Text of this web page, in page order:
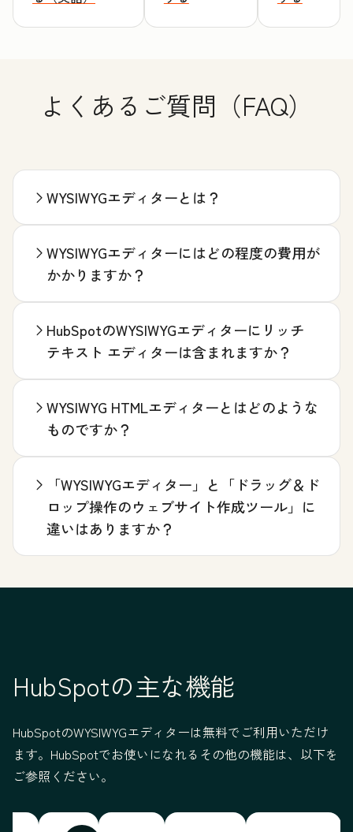
よくあるご質問（FAQ）
WYSIWYGエディターとは？
WYSIWYGエディターにはどの程度の費用が
かかりますか？
HubSpotのWYSIWYGエディターにリッチ
テキスト エディターは含まれますか？
WYSIWYG HTMLエディターとはどのような
ものですか？
「WYSIWYGエディター」と「ドラッグ＆ド
ロップ操作のウェブサイト作成ツール」に
違いはありますか？
HubSpotの主な機能
HubSpotのWYSIWYGエディターは無料でご利用いただけ
ます。HubSpotでお使いになれるその他の機能は、以下を
ご参照ください。